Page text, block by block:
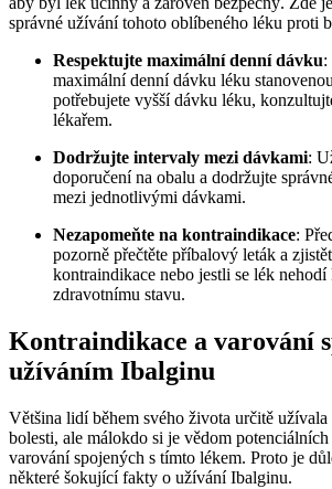
správné užívání tohoto oblíbeného léku proti
Respektujte maximální denní dávku:
maximální denní dávku léku
potřebujete vyšší dávku léku,
lékařem.
Dodržujte intervaly mezi dávkami:
doporučení na obalu a dodržujte
mezi jednotlivými dávkami.
Nezapomeňte na kontraindikace:
pozorně přečtěte příbalový leták a
kontraindikace nebo jestli se lék nehodí
zdravotnímu stavu.
Kontraindikace a varování
užíváním Ibalginu
Většina lidí během svého života určitě
bolesti, ale málokdo si je vědom
varování spojených s tímto lékem. Proto je
některé šokující fakty o užívání Ibalginu.